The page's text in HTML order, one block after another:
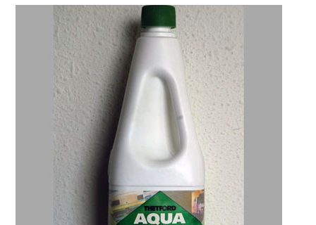
カスタマイズ
ユーザーボイス
イベント